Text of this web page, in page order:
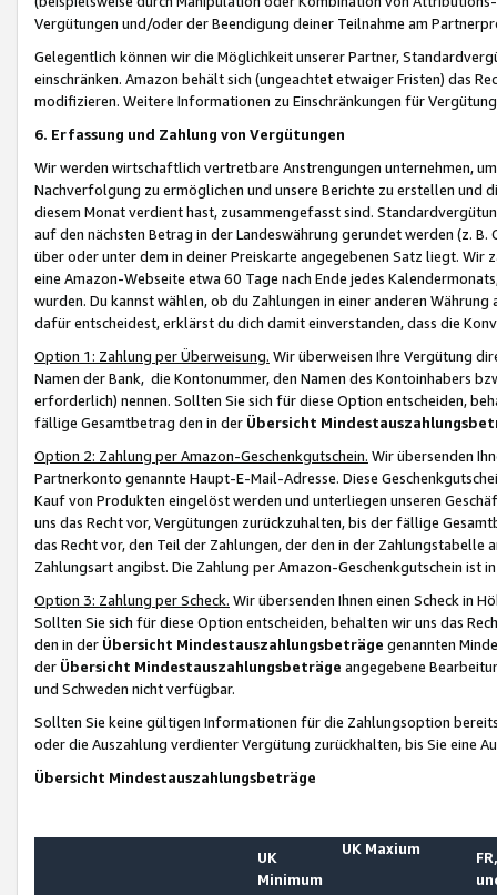
Vergütungen und/oder der Beendigung deiner Teilnahme am
Gelegentlich können wir die Möglichkeit unserer Partner,
einschränken. Amazon behält sich (ungeachtet etwaiger Fristen) das
modifizieren. Weitere Informationen zu Einschränkungen für
6. Erfassung und Zahlung von Vergütungen
Wir werden wirtschaftlich vertretbare Anstrengungen unternehmen,
Nachverfolgung zu ermöglichen und unsere Berichte zu erstellen und
diesem Monat verdient hast, zusammengefasst sind.
auf den nächsten Betrag in der Landeswährung gerundet werden (z.
über oder unter dem in deiner Preiskarte angegebenen Satz liegt.
eine Amazon-Webseite etwa 60 Tage nach Ende jedes
wurden. Du kannst wählen, ob du Zahlungen in einer anderen
dafür entscheidest, erklärst du dich damit einverstanden, dass die
Option 1: Zahlung per Überweisung. Wir überweisen Ihre Vergütung
Namen der Bank, die Kontonummer, den Namen des Kontoinhabers
erforderlich) nennen. Sollten Sie sich für diese Option entscheiden,
fällige Gesamtbetrag den in der Übersicht
Option 2: Zahlung per Amazon-Geschenkgutschein. Wir übersenden
Partnerkonto genannte Haupt-E-Mail-Adresse. Diese
Kauf von Produkten eingelöst werden und unterliegen unseren
uns das Recht vor, Vergütungen zurückzuhalten, bis der fällige
das Recht vor, den Teil der Zahlungen, der den in der
Zahlungsart angibst. Die Zahlung per Amazon-Geschenkgutschein ist
Option 3: Zahlung per Scheck. Wir übersenden Ihnen einen Scheck in
Sollten Sie sich für diese Option entscheiden, behalten wir uns das
den in der Übersicht Mindestauszahlungsbeträge genannten
der Übersicht Mindestauszahlungsbeträge angegebene
und Schweden nicht verfügbar.
Sollten Sie keine gültigen Informationen für die Zahlungsoption
oder die Auszahlung verdienter Vergütung zurückhalten, bis Sie
Übersicht Mindestauszahlungsbeträge
UK
Minimum
UK Maxium